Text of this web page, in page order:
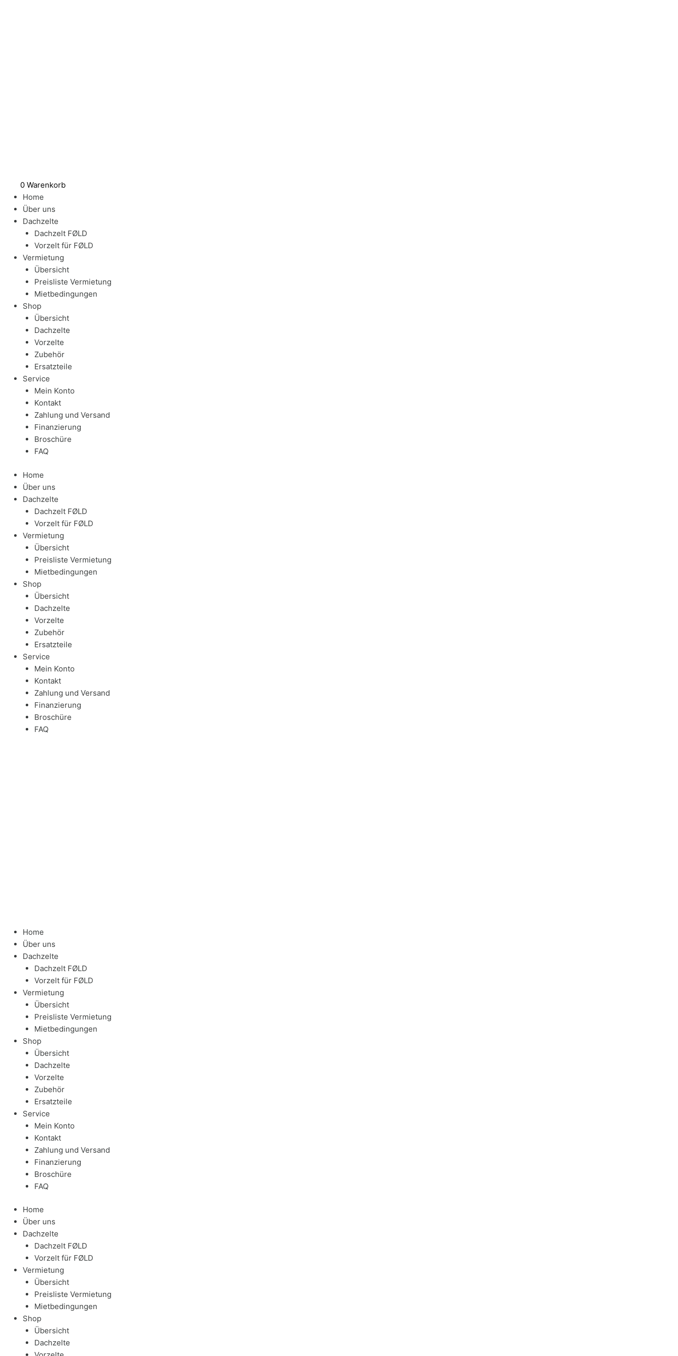
0 Warenkorb
Home
Über uns
Dachzelte
Dachzelt FØLD
Vorzelt für FØLD
Vermietung
Übersicht
Preisliste Vermietung
Mietbedingungen
Shop
Übersicht
Dachzelte
Vorzelte
Zubehör
Ersatzteile
Service
Mein Konto
Kontakt
Zahlung und Versand
Finanzierung
Broschüre
FAQ
Home
Über uns
Dachzelte
Dachzelt FØLD
Vorzelt für FØLD
Vermietung
Übersicht
Preisliste Vermietung
Mietbedingungen
Shop
Übersicht
Dachzelte
Vorzelte
Zubehör
Ersatzteile
Service
Mein Konto
Kontakt
Zahlung und Versand
Finanzierung
Broschüre
FAQ
Home
Über uns
Dachzelte
Dachzelt FØLD
Vorzelt für FØLD
Vermietung
Übersicht
Preisliste Vermietung
Mietbedingungen
Shop
Übersicht
Dachzelte
Vorzelte
Zubehör
Ersatzteile
Service
Mein Konto
Kontakt
Zahlung und Versand
Finanzierung
Broschüre
FAQ
Home
Über uns
Dachzelte
Dachzelt FØLD
Vorzelt für FØLD
Vermietung
Übersicht
Preisliste Vermietung
Mietbedingungen
Shop
Übersicht
Dachzelte